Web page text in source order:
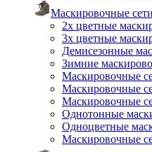
Маскировочные сети
2х цветные
3х цветные
Демисезонные
Зимние
Маскировочные
Маскировочные
Маскировочные
Однотонные
Одноцветные
Маскировочные